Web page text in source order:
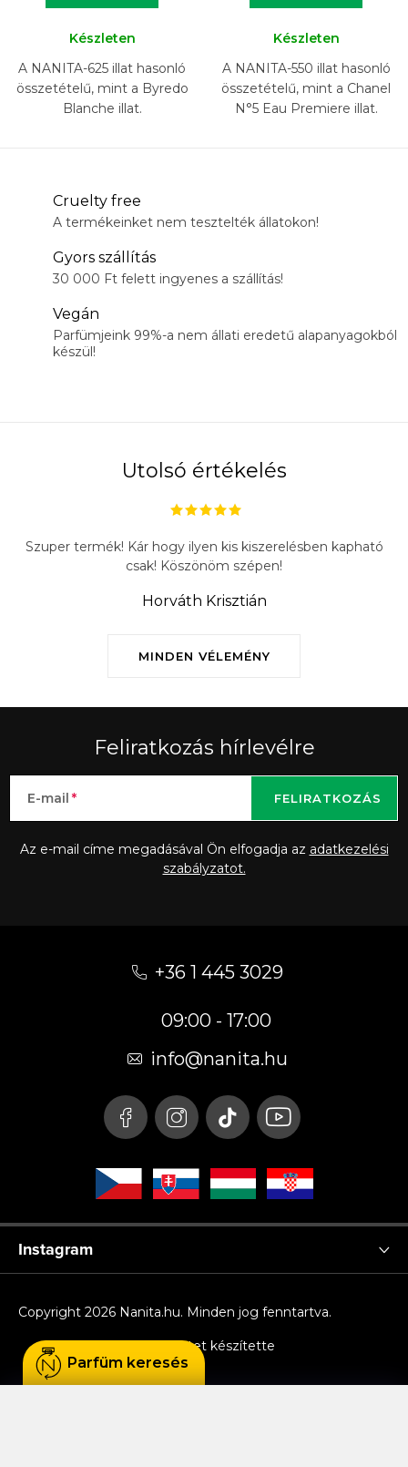
Készleten
A NANITA-625 illat hasonló
összetételű, mint a Byredo
Blanche illat.
Készleten
A NANITA-550 illat hasonló
összetételű, mint a Chanel
N°5 Eau Premiere illat.
Cruelty free
A termékeinket nem tesztelték állatokon!
Gyors szállítás
30 000 Ft felett ingyenes a szállítás!
Vegán
Parfümjeink 99%-a nem állati eredetű alapanyagokból
készül!
Utolsó értékelés
MINDEN VÉLEMÉNY
Szuper termék! Kár hogy ilyen kis kiszerelésben kapható
csak! Köszönöm szépen!
Horváth Krisztián
Feliratkozás hírlevélre
E-mail
Az e-mail címe megadásával Ön elfogadja az adatkezelési
szabályzatot.
FELIRATKOZÁS
+36 1 445 3029
09:00 - 17:00
info@nanita.hu
Instagram
Shoptet készítette
Copyright 2026 Nanita.hu. Minden jog fenntartva.
Parfüm keresés